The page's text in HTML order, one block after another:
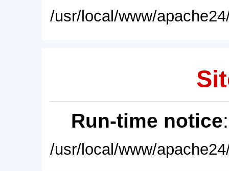
/usr/local/www/
Run-time notice
/usr/local/www/